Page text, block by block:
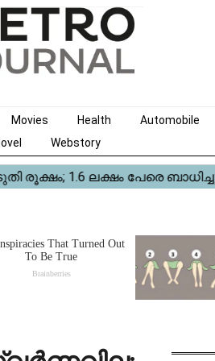
Movies Health Automobile
Webstory